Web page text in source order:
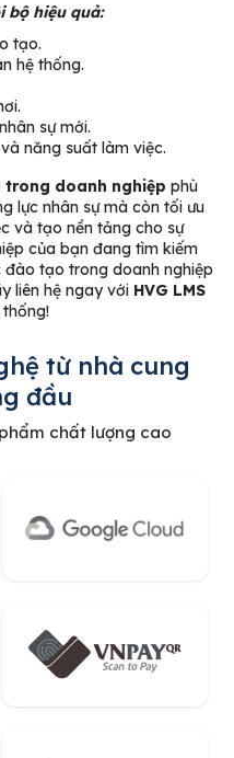
bộ hiệu quả:
tạo.
hệ thống.
sự mới.
năng suất làm việc.
trong doanh nghiệp phù
lực nhân sự mà còn tối ưu
và tạo nền tảng cho sự
của bạn đang tìm kiếm
tạo trong doanh nghiệp
liên hệ ngay với HVG LMS
từ nhà cung
đầu
chất lượng cao